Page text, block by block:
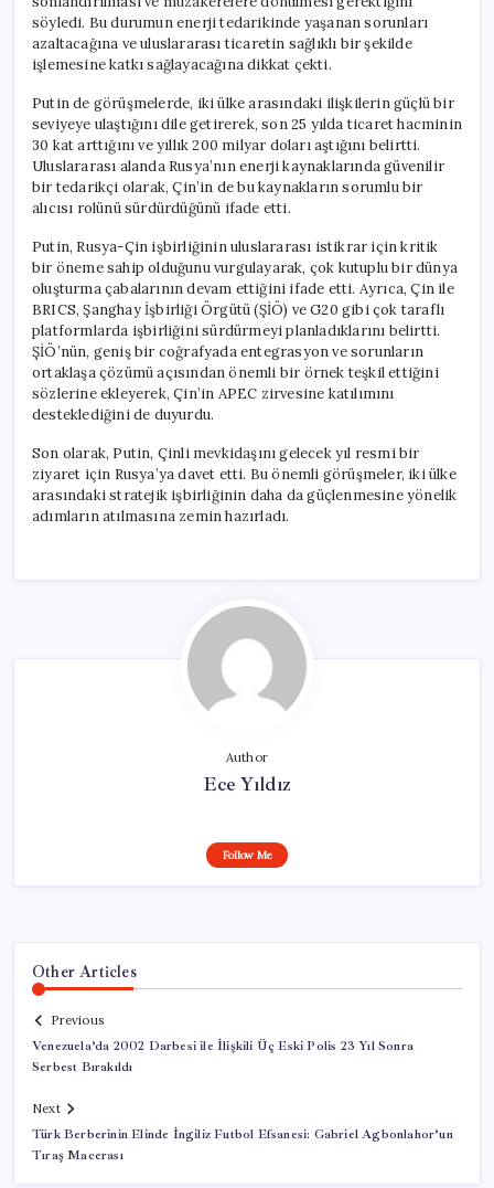
söyledi. Bu durumun enerji tedarikinde yaşanan sorunları
azaltacağına ve uluslararası ticaretin sağlıklı bir şekilde
işlemesine katkı sağlayacağına dikkat çekti.
Putin de görüşmelerde, iki ülke arasındaki ilişkilerin güçlü bir
seviyeye ulaştığını dile getirerek, son 25 yılda ticaret hacminin
30 kat arttığını ve yıllık 200 milyar doları aştığını belirtti.
Uluslararası alanda Rusya’nın enerji kaynaklarında güvenilir
bir tedarikçi olarak, Çin’in de bu kaynakların sorumlu bir
alıcısı rolünü sürdürdüğünü ifade etti.
Putin, Rusya-Çin işbirliğinin uluslararası istikrar için kritik
bir öneme sahip olduğunu vurgulayarak, çok kutuplu bir dünya
oluşturma çabalarının devam ettiğini ifade etti. Ayrıca, Çin ile
BRICS, Şanghay İşbirliği Örgütü (ŞİÖ) ve G20 gibi çok taraflı
platformlarda işbirliğini sürdürmeyi planladıklarını belirtti.
ŞİÖ’nün, geniş bir coğrafyada entegrasyon ve sorunların
ortaklaşa çözümü açısından önemli bir örnek teşkil ettiğini
sözlerine ekleyerek, Çin’in APEC zirvesine katılımını
desteklediğini de duyurdu.
Son olarak, Putin, Çinli mevkidaşını gelecek yıl resmi bir
ziyaret için Rusya’ya davet etti. Bu önemli görüşmeler, iki ülke
arasındaki stratejik işbirliğinin daha da güçlenmesine yönelik
adımların atılmasına zemin hazırladı.
Author
Ece Yıldız
Follow Me
Other Articles
Previous
Venezuela’da 2002 Darbesi ile İlişkili Üç Eski Polis 23 Yıl Sonra
Serbest Bırakıldı
Next
Türk Berberinin Elinde İngiliz Futbol Efsanesi: Gabriel Agbonlahor’un
Tıraş Macerası